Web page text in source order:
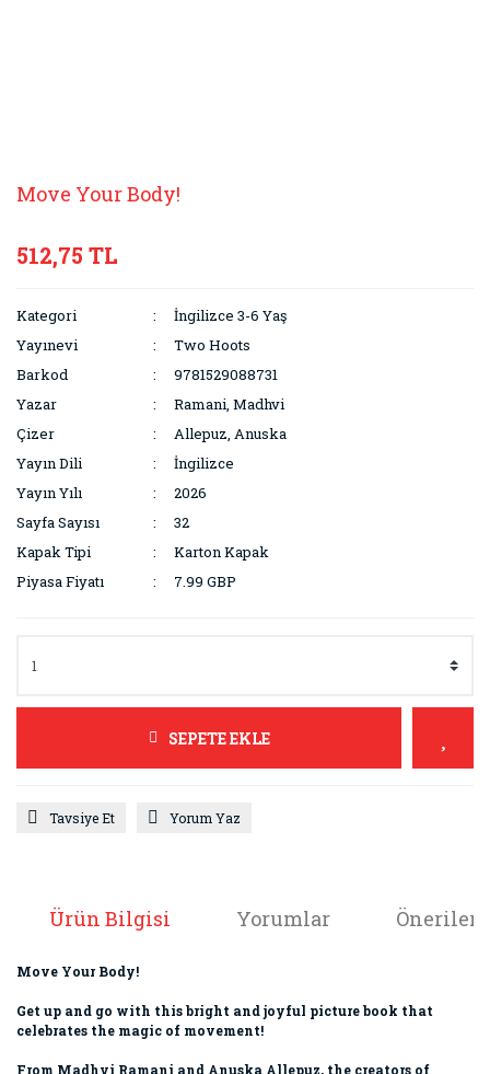
Move Your Body!
512,75 TL
Kategori
İngilizce 3-6 Yaş
Yayınevi
Two Hoots
Barkod
9781529088731
Yazar
Ramani, Madhvi
Çizer
Allepuz, Anuska
Yayın Dili
İngilizce
Yayın Yılı
2026
Sayfa Sayısı
32
Kapak Tipi
Karton Kapak
Piyasa Fiyatı
7.99 GBP
SEPETE EKLE
Tavsiye Et Yorum Yaz
Ürün Bilgisi Yorumlar
Move Your Body!
Get up and go with this bright and joyful picture book that
celebrates the magic of movement!
From Madhvi Ramani and Anuska Allepuz, the creators of